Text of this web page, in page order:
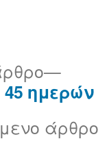
άρθρο
ημερών